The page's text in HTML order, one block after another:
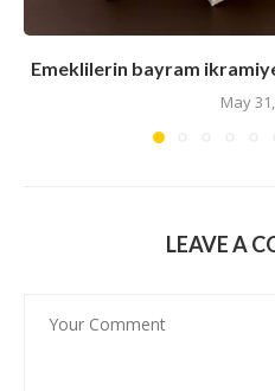
Emeklilerin bayram
May
LEAVE A